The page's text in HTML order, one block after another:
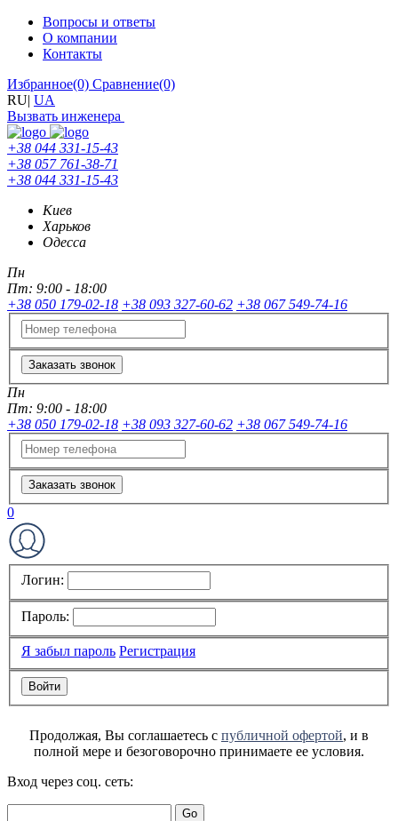
Вопросы и ответы
О компании
Контакты
Избранное(0) Сравнение(0)
RU| UA
Вызвать инженера
+38 044 331-15-43
+38 057 761-38-71
+38 044 331-15-43
Киев
Харьков
Одесса
Пн
Пт: 9:00 - 18:00
+38 050 179-02-18 +38 093 327-60-62 +38 067 549-74-16
Заказать звонок
Пн
Пт: 9:00 - 18:00
+38 050 179-02-18 +38 093 327-60-62 +38 067 549-74-16
Заказать звонок
0
Логин:
Пароль:
Я забыл пароль Регистрация
Продолжая, Вы соглашаетесь с публичной офертой, и в
полной мере и безоговорочно принимаете ее условия.
Вход через соц. сеть:
Go